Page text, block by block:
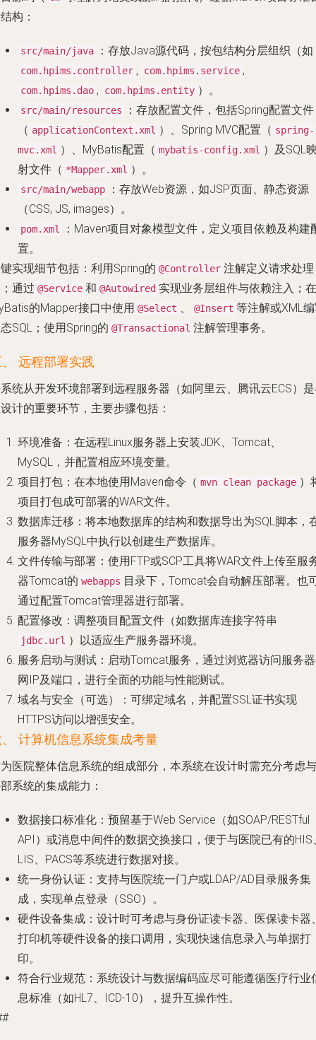
构：
src/main/java ：存放Java源代码，按包结构分层组织（如
com.hpims.controller , com.hpims.service ,
com.hpims.dao , com.hpims.entity ）。
src/main/resources
：存放配置文件，包括Spring配置文件
（ applicationContext.xml ）、Spring MVC配置（ spring-
mvc.xml ）、MyBatis配置（ mybatis-config.xml ）及SQL
射文件（ *Mapper.xml ）。
src/main/webapp
：存放Web资源，如JSP页面、静态资源
（CSS, JS, images）。
pom.xml
：Maven项目对象模型文件，定义项目依赖及构建
置。
实现细节包括：利用Spring的 @Controller 注解定义请求处理
通过 @Service 和 @Autowired 实现业务层组件与依赖注入；在
的Mapper接口中使用 @Select 、 @Insert 等注解或XML
SQL；使用Spring的 @Transactional 注解管理事务。
远程部署实践
统从开发环境部署到远程服务器（如阿里云、腾讯云ECS）
计的重要环节，主要步骤包括：
环境准备 ：在远程Linux服务器上安装JDK、Tomcat、
MySQL，并配置相应环境变量。
项目打包 ：在本地使用Maven命令（ mvn clean package ）
项目打包成可部署的WAR文件。
数据库迁移 ：将本地数据库的结构和数据导出为SQL脚本，
服务器MySQL中执行以创建生产数据库。
文件传输与部署 ：使用FTP或SCP工具将WAR文件上传至服
器Tomcat的 webapps 目录下，Tomcat会自动解压部署。也
通过配置Tomcat管理器进行部署。
配置修改 ：调整项目配置文件（如数据库连接字符串
jdbc.url ）以适应生产服务器环境。
服务启动与测试 ：启动Tomcat服务，通过浏览器访问服务
网IP及端口，进行全面的功能与性能测试。
域名与安全（可选）
：可绑定域名，并配置SSL证书实现
HTTPS访问以增强安全。
计算机信息系统集成考量
医院整体信息系统的组成部分，本系统在设计时需充分考虑与
系统的集成能力：
数据接口标准化 ：预留基于Web Service（如SOAP/RESTful
API）或消息中间件的数据交换接口，便于与医院已有的HIS
LIS、PACS等系统进行数据对接。
统一身份认证 ：支持与医院统一门户或LDAP/AD目录服务集
成，实现单点登录（SSO）。
硬件设备集成 ：设计时可考虑与身份证读卡器、医保读卡器
打印机等硬件设备的接口调用，实现快速信息录入与单据打
印。
符合行业规范 ：系统设计与数据编码应尽可能遵循医疗行业
息标准（如HL7、ICD-10），提升互操作性。